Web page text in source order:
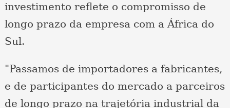
investimento reflete o compromisso de
longo prazo da empresa com a África do
Sul.
"Passamos de importadores a fabricantes,
e de participantes do mercado a parceiros
de longo prazo na trajetória industrial da